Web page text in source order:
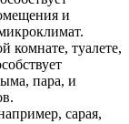
и
комнате, туалете,
пара, и
сарая,